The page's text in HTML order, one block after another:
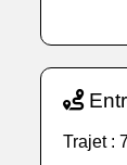
Trajet :